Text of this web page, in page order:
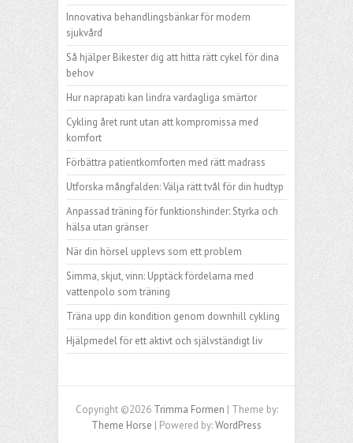
Innovativa behandlingsbänkar för modern
sjukvård
Så hjälper Bikester dig att hitta rätt cykel för dina
behov
Hur naprapati kan lindra vardagliga smärtor
Cykling året runt utan att kompromissa med
komfort
Förbättra patientkomforten med rätt madrass
Utforska mångfalden: Välja rätt tvål för din hudtyp
Anpassad träning för funktionshinder: Styrka och
hälsa utan gränser
När din hörsel upplevs som ett problem
Simma, skjut, vinn: Upptäck fördelarna med
vattenpolo som träning
Träna upp din kondition genom downhill cykling
Hjälpmedel för ett aktivt och självständigt liv
Copyright ©2026 Trimma Formen | Theme by:
Theme Horse | Powered by:WordPress